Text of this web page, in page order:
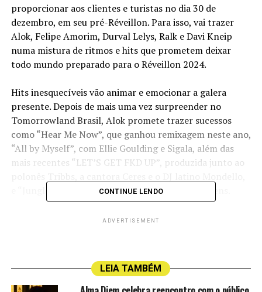
proporcionar aos clientes e turistas no dia 30 de
dezembro, em seu pré-Réveillon. Para isso, vai trazer
Alok, Felipe Amorim, Durval Lelys, Ralk e Davi Kneip
numa mistura de ritmos e hits que prometem deixar
todo mundo preparado para o Réveillon 2024.
Hits inesquecíveis vão animar e emocionar a galera
presente. Depois de mais uma vez surpreender no
Tomorrowland Brasil, Alok promete trazer sucessos
como “Hear Me Now”, que ganhou remixagem neste ano,
“All by Myself”, com Ellie Goulding e Sigala, além das
mais recentes “LET’S GET FKD UP”, produzida junto ao
e “Jungle”, com The Chainsmokers & Mae Stephens.
CONTINUE LENDO
ADVERTISEMENT
LEIA TAMBÉM